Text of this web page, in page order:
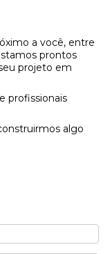
a você, entre
prontos
projeto em
profissionais
algo